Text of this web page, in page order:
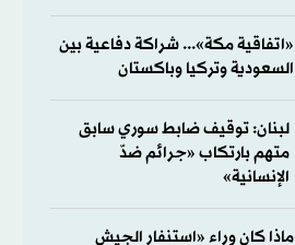
«اتفاقية مكة»... شراكة دفاعية بين
السعودية وتركيا وباكستان
لبنان: توقيف ضابط سوري سابق
متهم بارتكاب «جرائم ضدّ
الإنسانية»
ماذا كان وراء «استنفار الجيش